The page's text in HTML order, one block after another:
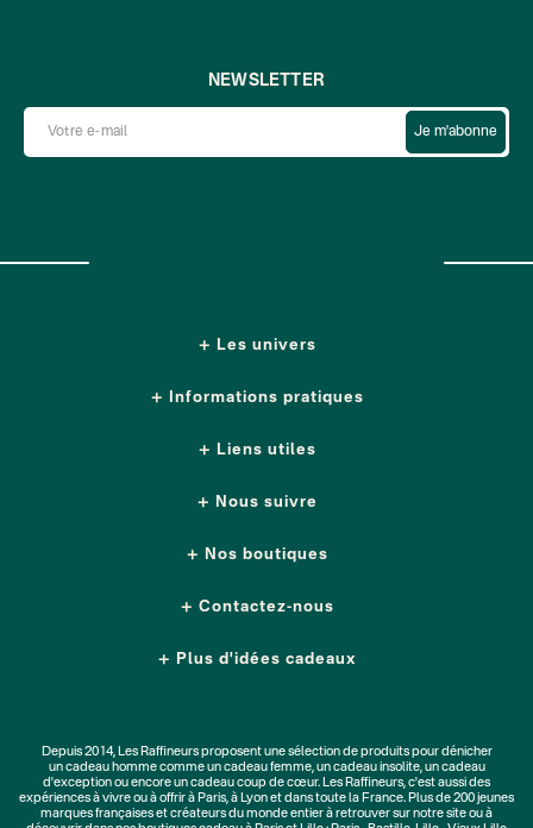
Les univers
Informations pratiques
Liens utiles
NEWSLETTER
Je m'abonne
Nous suivre
Nos boutiques
Contactez-nous
Plus d'idées cadeaux
Depuis 2014, Les Raffineurs proposent une sélection de produits pour dénicher
uncadeau hommecomme un cadeau femme, uncadeau insolite, uncadeau
d'exceptionou encore un cadeau coup de cœur. Les Raffineurs, c'est aussi des
expériences à vivreou à offrir à Paris, à Lyon et dans toute la France. Plus de200 jeunes
marquesfrançaises et créateurs du monde entier à retrouver sur notre site ou à